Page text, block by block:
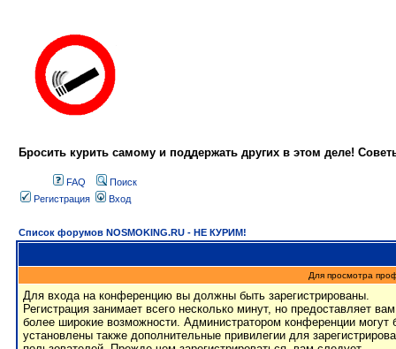
Бросить курить самому и поддержать других в этом деле!
FAQ
Поиск
Регистрация
Вход
Список форумов NOSMOKING.RU - НЕ КУРИМ!
Для просмотра
Для входа на конференцию вы должны быть зарегистрированы.
Регистрация занимает всего несколько минут, но предоставляет вам
более широкие возможности. Администратором конференции могут
установлены также дополнительные привилегии для